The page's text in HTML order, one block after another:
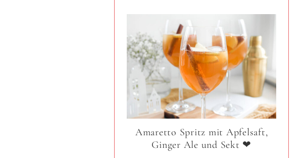
Amaretto Spritz mit Apfelsaft,
Ginger Ale und Sekt ❤